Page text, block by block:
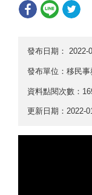
發布日期： 2022-
發布單位：移民事
資料點閱次數：
更新日期：2022-